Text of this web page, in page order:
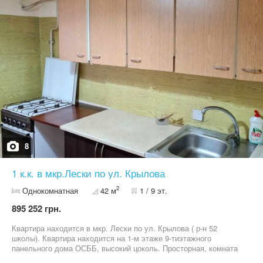
8
1 к.к. в мкр.Лески по ул. Крылова
Однокомнатная 42 м2 1 / 9 эт.
895 252 грн.
Квартира находится в мкр. Лески по ул. Крылова ( р-н 52
школы). Квартира находится на 1-м этаже 9-тиэтажного
панельного дома ОСББ, высокий цоколь. Просторная, комната